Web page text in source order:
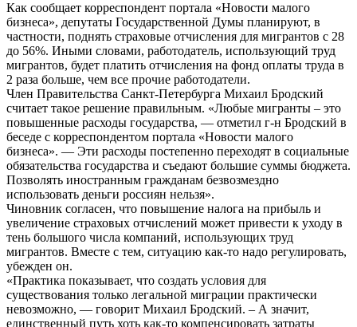
Как сообщает корреспондент портала «Новости малого
бизнеса», депутаты Государственной Думы планируют, в
частности, поднять страховые отчисления для мигрантов с 28
до 56%. Иными словами, работодатель, использующий труд
мигрантов, будет платить отчисления на фонд оплаты труда в
2 раза больше, чем все прочие работодатели.
Член Правительства Санкт-Петербурга Михаил Бродский
считает такое решение правильным. «Любые мигранты – это
повышенные расходы государства, — отметил г-н Бродский в
беседе с корреспондентом портала «Новости малого
бизнеса». — Эти расходы постепенно переходят в социальные
обязательства государства и съедают большие суммы бюджета.
Позволять иностранным гражданам безвозмездно
использовать деньги россиян нельзя».
Чиновник согласен, что повышение налога на прибыль и
увеличение страховых отчислений может привести к уходу в
тень большого числа компаний, использующих труд
мигрантов. Вместе с тем, ситуацию как-то надо регулировать,
убежден он.
«Практика показывает, что создать условия для
существования только легальной миграции практически
невозможно, — говорит Михаил Бродский. – А значит,
единственный путь хоть как-то компенсировать затраты